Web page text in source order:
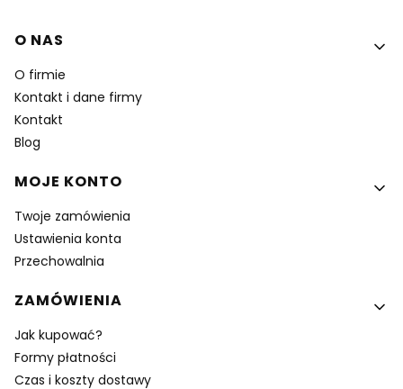
Linki w stopce
O NAS
O firmie
Kontakt i dane firmy
Kontakt
Blog
MOJE KONTO
Twoje zamówienia
Ustawienia konta
Przechowalnia
ZAMÓWIENIA
Jak kupować?
Formy płatności
Czas i koszty dostawy